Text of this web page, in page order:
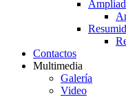
Contactos
Multimedia
Galería
Video